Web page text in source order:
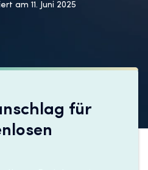
am 11. Juni 2025
für